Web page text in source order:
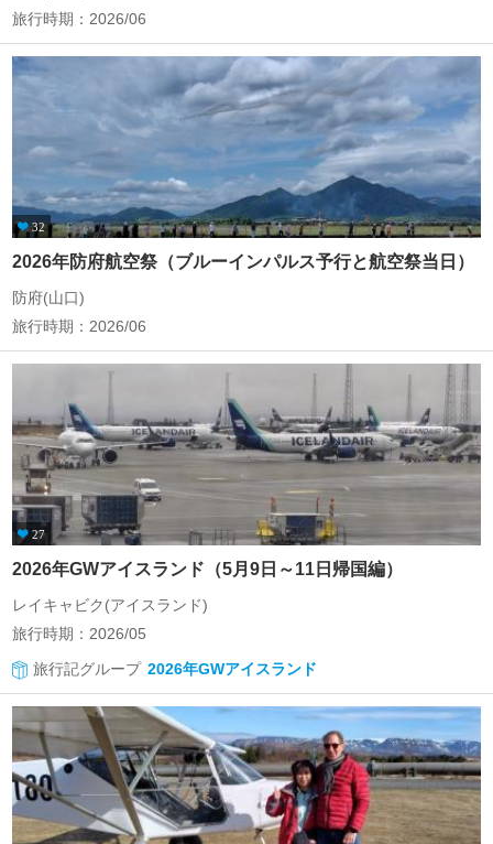
旅行時期：2026/06
32
2026年防府航空祭（ブルーインパルス予行と航空祭当日）
防府(山口)
旅行時期：2026/06
27
2026年GWアイスランド（5月9日～11日帰国編）
レイキャビク(アイスランド)
旅行時期：2026/05
旅行記グループ 2026年GWアイスランド